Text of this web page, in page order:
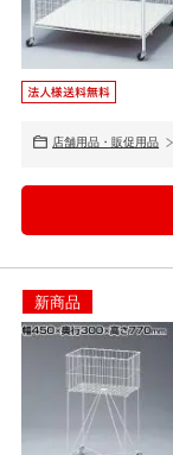
店舗用品・販促用品
新商品